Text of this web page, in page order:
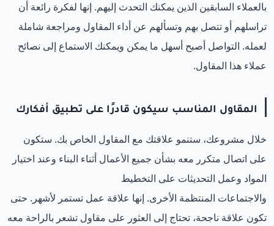
بالعملاء السابقين الذين يمكنك التحدث إليهم. إنها لفكرة رائعة أن
تراسلهم أو تتصل بهم وتسألهم عن أداء المقاول ومراجعة شاملة
لعمله. التواصل أصبح أسهل ما يمكن ويمكنك الاستماع إلى نصائح
عملاء هذا المقاول.
المقاول المناسب سيكون قادرًا على تطبيق أفكارك
خلال مشروعك، ستنمو علاقتك مع المقاول الخاص بك. ستكون
على اتصال متكرر معه بشأن جميع الأعمال أثناء البناء وعند اختيار
المواد وعمل التحديثات على التخطيط
والاجتماعات المنتظمة الأخرى. إنها علاقة عمل تستمر لأشهر. حتى
تكون علاقة ناجحة، تحتاج إلى العثور على مقاول تشعر بالراحة معه